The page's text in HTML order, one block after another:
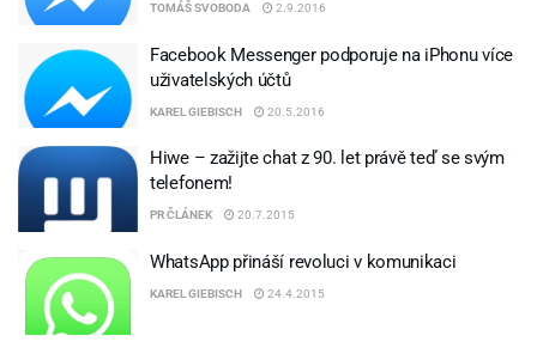
TOMÁŠ SVOBODA 2.9.2016
Facebook Messenger podporuje na iPhonu více
uživatelských účtů
KAREL GIEBISCH 20.5.2016
Hiwe – zažijte chat z 90. let právě teď se svým
telefonem!
PR ČLÁNEK 20.7.2015
WhatsApp přináší revoluci v komunikaci
KAREL GIEBISCH 24.4.2015